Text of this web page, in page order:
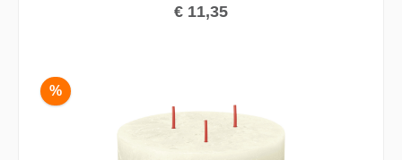
unieke wax receptuur met een superdunne lont
warmte en sfeer in je huis.
€ 11,35
%